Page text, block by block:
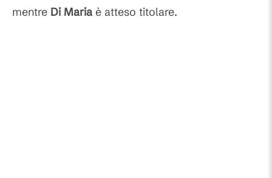
mentre Di Maria è atteso titolare.